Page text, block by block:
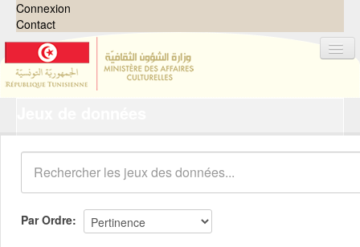
Connexion
Contact
Organisations
Groupes
Demandes 0
À propos
Par Ordre